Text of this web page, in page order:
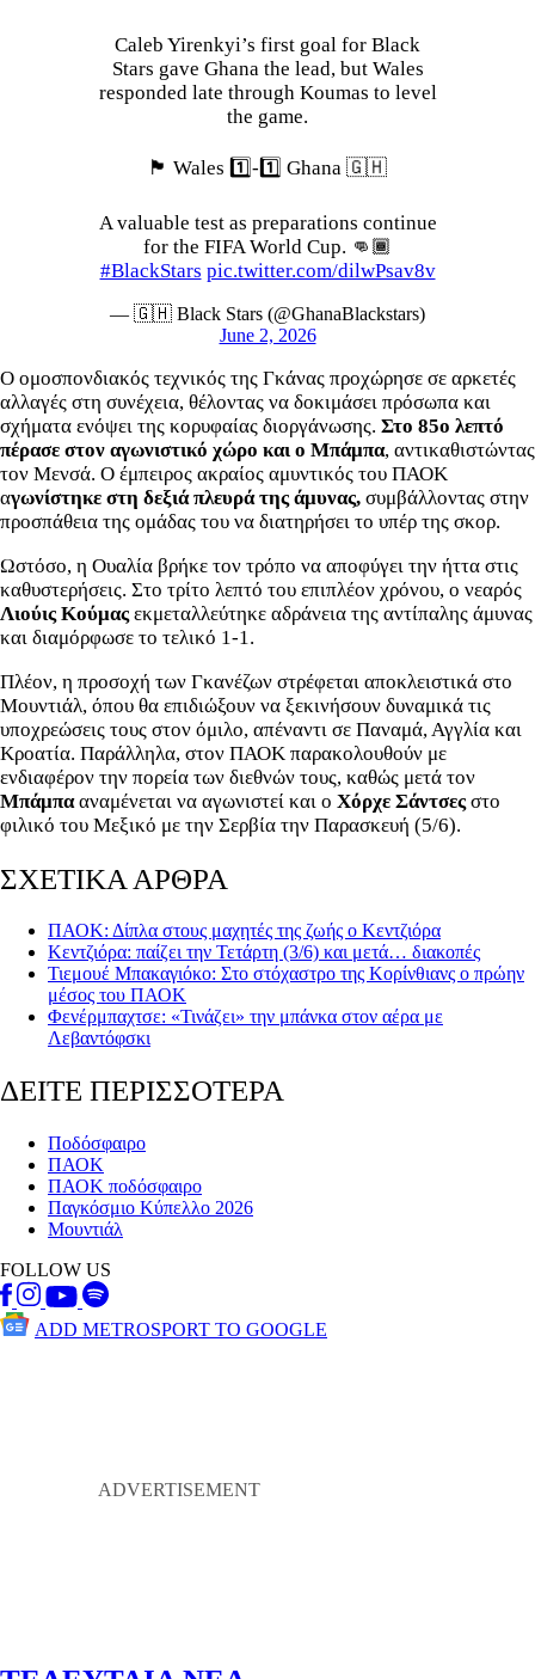
Caleb Yirenkyi’s first goal for Black
Stars gave Ghana the lead, but Wales
responded late through Koumas to level
the game.
🏴󠁧󠁢󠁷󠁬󠁳󠁿 Wales 1️⃣-1️⃣ Ghana 🇬🇭
A valuable test as preparations continue
for the FIFA World Cup. 👊🏾
#BlackStars pic.twitter.com/dilwPsav8v
— 🇬🇭 Black Stars (@GhanaBlackstars)
June 2, 2026
Ο ομοσπονδιακός τεχνικός της Γκάνας προχώρησε σε αρκετές
αλλαγές στη συνέχεια, θέλοντας να δοκιμάσει πρόσωπα και
σχήματα ενόψει της κορυφαίας διοργάνωσης. Στο 85ο λεπτό
πέρασε στον αγωνιστικό χώρο και ο Μπάμπα, αντικαθιστώντας
τον Μενσά. Ο έμπειρος ακραίος αμυντικός του ΠΑΟΚ
αγωνίστηκε στη δεξιά πλευρά της άμυνας, συμβάλλοντας στην
προσπάθεια της ομάδας του να διατηρήσει το υπέρ της σκορ.
Ωστόσο, η Ουαλία βρήκε τον τρόπο να αποφύγει την ήττα στις
καθυστερήσεις. Στο τρίτο λεπτό του επιπλέον χρόνου, ο νεαρός
Λιούις Κούμαςεκμεταλλεύτηκε αδράνεια της αντίπαλης άμυνας
και διαμόρφωσε το τελικό 1-1.
Πλέον, η προσοχή των Γκανέζων στρέφεται αποκλειστικά στο
Μουντιάλ, όπου θα επιδιώξουν να ξεκινήσουν δυναμικά τις
υποχρεώσεις τους στον όμιλο, απέναντι σε Παναμά, Αγγλία και
Κροατία. Παράλληλα, στον ΠΑΟΚ παρακολουθούν με
ενδιαφέρον την πορεία των διεθνών τους, καθώς μετά τον
Μπάμπααναμένεται να αγωνιστεί και ο Χόρχε Σάντσεςστο
φιλικό του Μεξικό με την Σερβία την Παρασκευή (5/6).
ΣΧΕΤΙΚΑ ΑΡΘΡΑ
ΠΑΟΚ: Δίπλα στους μαχητές της ζωής ο Κεντζιόρα
Κεντζιόρα: παίζει την Τετάρτη (3/6) και μετά… διακοπές
Τιεμουέ Μπακαγιόκο: Στο στόχαστρο της Κορίνθιανς ο πρώην
μέσος του ΠΑΟΚ
Φενέρμπαχτσε: «Τινάζει» την μπάνκα στον αέρα με
Λεβαντόφσκι
ΔΕΙΤΕ ΠΕΡΙΣΣΟΤΕΡΑ
Ποδόσφαιρο
ΠΑΟΚ
ΠΑΟΚ ποδόσφαιρο
Παγκόσμιο Κύπελλο 2026
Μουντιάλ
FOLLOW US
ADD METROSPORT TO GOOGLE